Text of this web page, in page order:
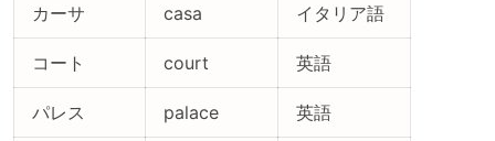
カーサ casa イタリア語
コート court 英語
パレス palace 英語